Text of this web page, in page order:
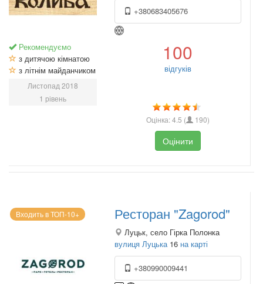
Рекомендуємо
з дитячою кімнатою
з літнім майданчиком
Листопад 2018
1 рівень
+380683405676
100
відгуків
Оцінка:4.5 ( 190)
Оцінити
Входить в ТОП-10+ Ресторан "Zagorod"
Луцьк, село Гірка Полонка
вулиця Луцька 16 на карті
+380990009441